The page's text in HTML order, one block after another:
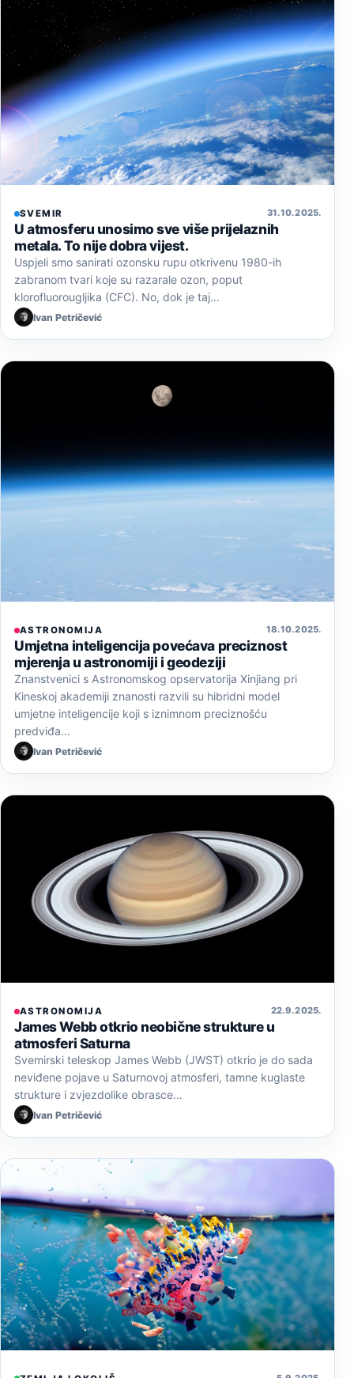
SVEMIR 31. 10. 2025.
U atmosferu unosimo sve više prijelaznih
metala. To nije dobra vijest.
Uspjeli smo sanirati ozonsku rupu otkrivenu 1980-ih
zabranom tvari koje su razarale ozon, poput
klorofluorougljika (CFC). No, dok je taj…
Ivan Petričević
ASTRONOMIJA 18. 10. 2025.
Umjetna inteligencija povećava preciznost
mjerenja u astronomiji i geodeziji
Znanstvenici s Astronomskog opservatorija Xinjiang pri
Kineskoj akademiji znanosti razvili su hibridni model
umjetne inteligencije koji s iznimnom preciznošću
predviđa…
Ivan Petričević
ASTRONOMIJA 22. 9. 2025.
James Webb otkrio neobične strukture u
atmosferi Saturna
Svemirski teleskop James Webb (JWST) otkrio je do sada
neviđene pojave u Saturnovoj atmosferi, tamne kuglaste
strukture i zvjezdolike obrasce…
Ivan Petričević